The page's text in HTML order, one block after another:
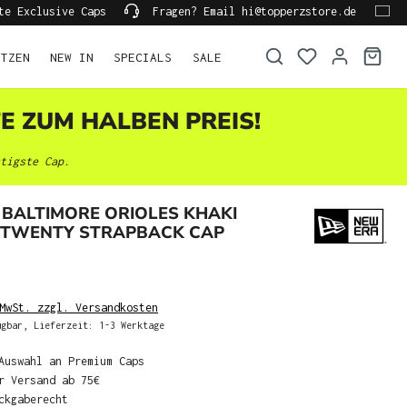
Exclusive Caps Fragen? Email hi@topperzstore.de
NEW IN SPECIALS SALE
ZUM HALBEN PREIS!
Cap.
ORIOLES KHAKI
STRAPBACK CAP
zzgl. Versandkosten
Lieferzeit: 1-3 Werktage
an Premium Caps
ab 75€